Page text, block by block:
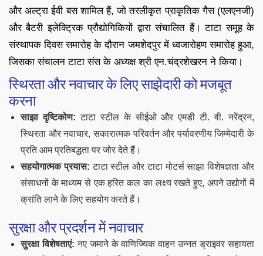
और अल्ट्रा ईवी बस शामिल हैं, जो तरलीकृत प्राकृतिक गैस (एलएनजी)
और बैटरी इलेक्ट्रिक प्रौद्योगिकियों द्वारा संचालित हैं। टाटा समूह के
संस्थापक दिवस समारोह के दौरान जमशेदपुर में ध्वजारोहण समारोह हुआ,
जिसका संचालन टाटा संस के अध्यक्ष श्री एन.चंद्रशेखरन ने किया।
स्थिरता और नवाचार के लिए साझेदारी को मजबूत
करना
साझा दृष्टिकोण: टाटा स्टील के सीईओ और एमडी टी. वी. नरेंद्रन,
स्थिरता और नवाचार, सकारात्मक परिवर्तन और पर्यावरणीय जिम्मेदारी के
प्रति आम प्रतिबद्धता पर जोर देते हैं।
सहयोगात्मक प्रयास:टाटा स्टील और टाटा मोटर्स साझा विशेषज्ञता और
संसाधनों के माध्यम से एक हरित कल का लक्ष्य रखते हुए, अपने उद्योगों में
क्रांति लाने के लिए सहयोग करते हैं।
सुरक्षा और प्रदर्शन में नवाचार
सुरक्षा विशेषताएं: नए जमाने के वाणिज्यिक वाहन उन्नत ड्राइवर सहायता